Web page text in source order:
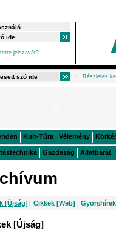
jelszavát?
Részletes
Kult-Túra Vélemény
Gazdaság Állatbarát
[Újság] | Cikkek [Web] | Gyorshírek
[Újság]